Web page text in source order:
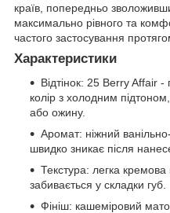
країв, попередньо
максимально рівного та
частого застосування
Характеристики
Відтінок: 25 Berry Affair -
колір з холодним
або ожину.
Аромат: ніжний
швидко зникає після
Текстура: легка кремова
забивається у складки губ.
Фініш: кашеміровий